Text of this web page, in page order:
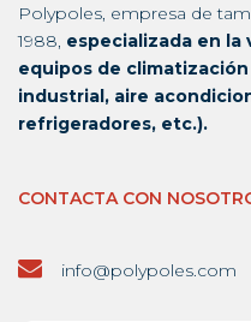
Polypoles, empresa de
1988, especializada en la
equipos de
industrial, aire
refrigeradores, etc.).
CONTACTA CON
info@polypoles.com